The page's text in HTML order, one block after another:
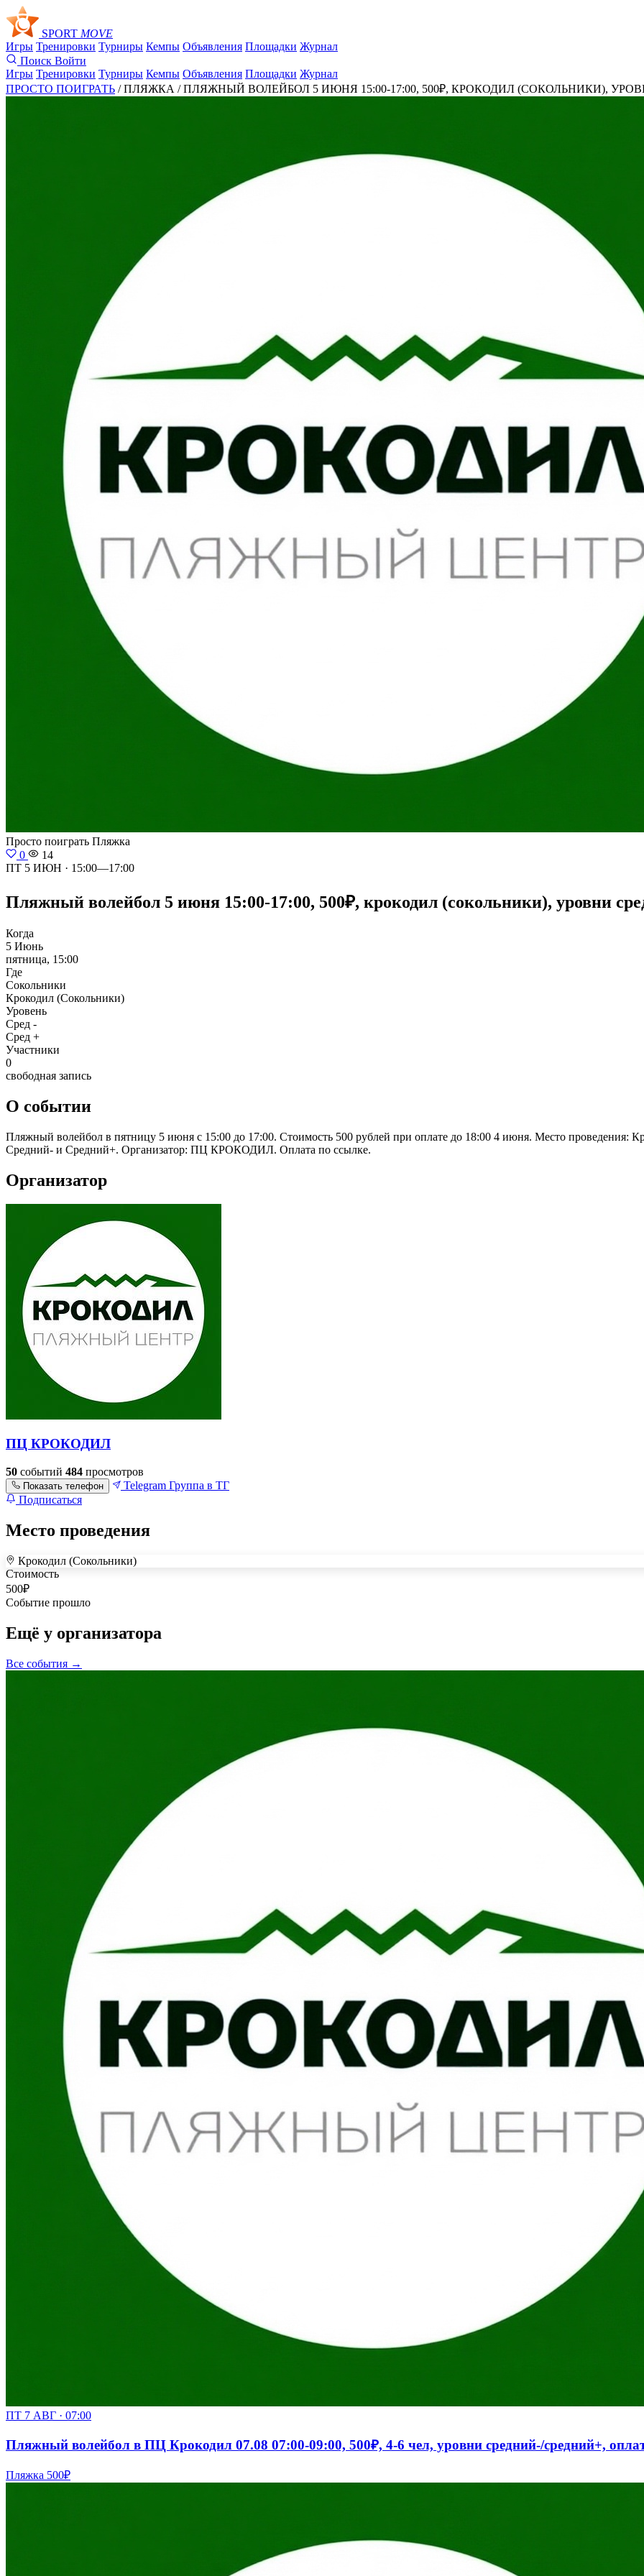
SPORT MOVE
Игры Тренировки Турниры Кемпы Объявления Площадки Журнал
Поиск Войти
Игры Тренировки Турниры Кемпы Объявления Площадки Журнал
ПРОСТО ПОИГРАТЬ / ПЛЯЖКА /ПЛЯЖНЫЙ ВОЛЕЙБОЛ 5 ИЮНЯ 15:00-17:00, 500₽, КРОКОДИЛ (СОКОЛЬНИКИ),
Просто поиграть Пляжка
0
14
ПТ 5 ИЮН · 15:00—17:00
Пляжный волейбол 5 июня 15:00-17:00, 500₽, крокодил (сокольники), уровни
Когда
5 Июнь
пятница, 15:00
Где
Сокольники
Крокодил (Сокольники)
Уровень
Сред -
Сред +
Участники
0
свободная запись
О событии
Пляжный волейбол в пятницу 5 июня с 15:00 до 17:00. Стоимость 500 рублей при оплате до 18:00 4 июня. Место проведения:
Средний- и Средний+. Организатор: ПЦ КРОКОДИЛ. Оплата по ссылке.
Организатор
ПЦ КРОКОДИЛ
50 событий 484 просмотров
Показать телефон Telegram Группа в ТГ
Подписаться
Место проведения
+
–
Крокодил (Сокольники)
Стоимость
500₽
Событие прошло
Ещё у организатора
Все события →
ПТ 7 АВГ · 07:00
Пляжный волейбол в ПЦ Крокодил 07.08 07:00-09:00, 500₽, 4-6 чел, уровни средний-/средний+,
Пляжка 500₽